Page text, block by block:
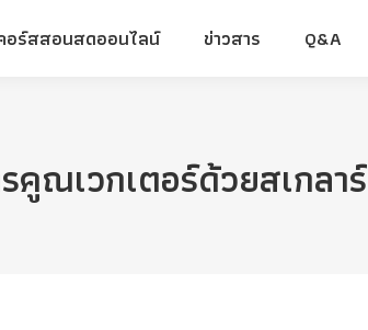
อร์สสอนสดออนไลน์ ข่าวสาร Q&A
คูณเวกเตอร์ด้วยสเกลาร์
อร์สสอนสดออนไลน์ ข่าวสาร Q&A